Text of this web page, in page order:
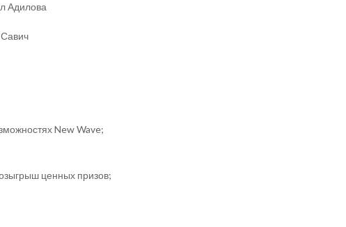
Адилова
New Wave;
ценных призов;